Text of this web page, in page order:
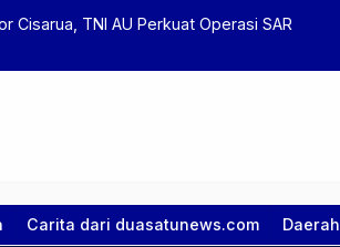
Cisarua, TNI AU Perkuat Operasi SAR
Carita dari duasatunews.com Daerah